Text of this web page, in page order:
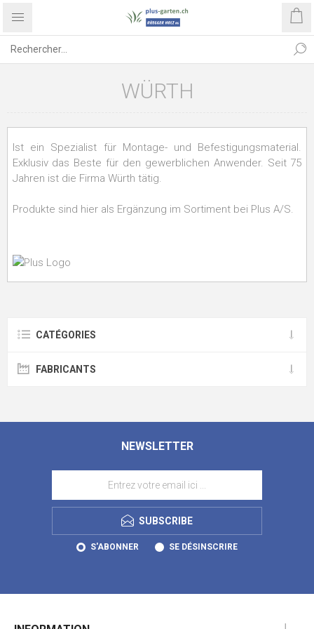
WÜRTH
Ist ein Spezialist für Montage- und Befestigungsmaterial.
Exklusiv das Beste für den gewerblichen Anwender. Seit 75
Jahren ist die Firma Würth tätig.
Produkte sind hier als Ergänzung im Sortiment bei Plus A/S.
CATÉGORIES
FABRICANTS
NEWSLETTER
SUBSCRIBE
S'ABONNER SE DÉSINSCRIRE